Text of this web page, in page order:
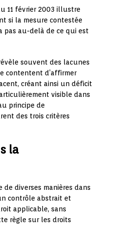
11 février 2003 illustre
si la mesure contestée
pas au-delà de ce qui est
souvent des lacunes
contentent d’affirmer
créant ainsi un déficit
visible dans
principe de
des trois critères
la
diverses manières dans
contrôle abstrait et
applicable, sans
règle sur les droits